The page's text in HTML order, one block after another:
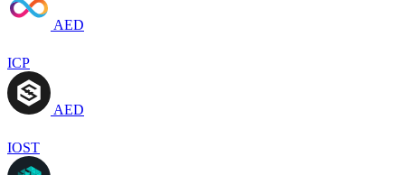
AED
ICP
AED
IOST